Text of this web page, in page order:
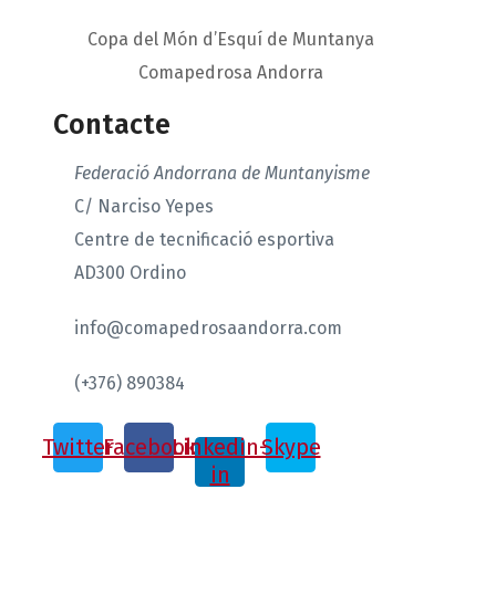
Copa del Món d’Esquí de Muntanya
Comapedrosa Andorra
Contacte
Federació Andorrana de Muntanyisme
C/ Narciso Yepes
Centre de tecnificació esportiva
AD300 Ordino
info@comapedrosaandorra.com
(+376) 890384
TwitterFacebookLinkedin-
in
Skype